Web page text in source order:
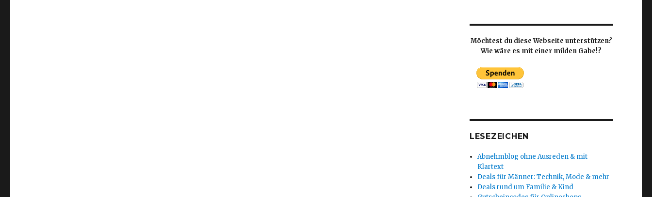
Möchtest du diese Webseite unterstützen?
Wie wäre es mit einer milden Gabe!?
LESEZEICHEN
Abnehmblog ohne Ausreden & mit
Klartext
Deals für Männer: Technik, Mode & mehr
Deals rund um Familie & Kind